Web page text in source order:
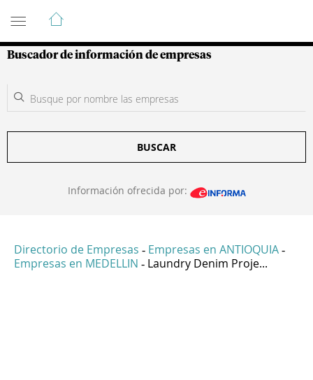
Guía de Empresas Colombianas
Buscador de información de empresas
BUSCAR
Información ofrecida por:
Directorio de Empresas - Empresas en ANTIOQUIA -
Empresas en MEDELLIN - Laundry Denim Proje...